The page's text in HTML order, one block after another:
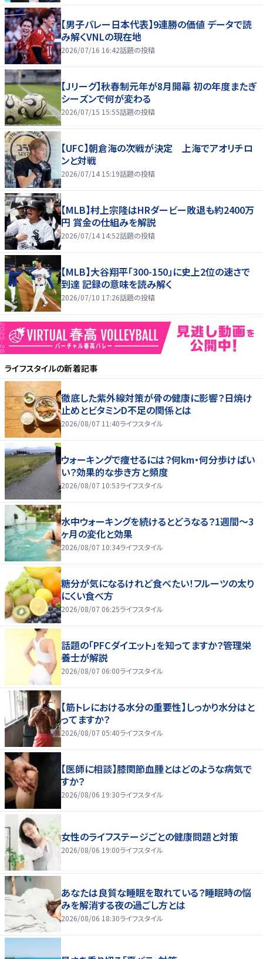
【男子バレー日本代表】9連勝の価値 データで読
み解くVNLの現在地
2026/07/16 16:42話題の投稿
【Jリーグ】秋春制元年が8月開幕 初の年度またぎ
シーズンで何が変わる
2026/07/15 15:55話題の投稿
【UFC】朝倉海の次戦が決定 上海でアオリチロ
ンと対戦
2026/07/14 15:19話題の投稿
【MLB】村上宗隆はHRダービー敗退も約2400万
円 賞金の仕組みを解説
2026/07/14 14:52話題の投稿
【MLB】大谷翔平「300-150」に史上2位の速さで
到達 記録の意味を読み解く
2026/07/10 17:26話題の投稿
ライフスタイルの新着記事
徹底した紫外線対策が骨の健康に影響？日焼け
止めとビタミンD不足の関係とは
2026/08/07 11:40ライフスタイル
ウォーキングで痩せるには？何km・何分歩けばい
い？効果的な歩き方と頻度
2026/08/07 10:53ライフスタイル
水中ウォーキングを続けるとどうなる？1週間～3
ヶ月の変化と効果
2026/08/07 10:34ライフスタイル
糖分が気になるけれど食べたい！フルーツの太り
にくい食べ方
2026/08/07 06:25ライフスタイル
話題の「PFCダイエット」を知ってますか？管理栄
養士が解説
2026/08/07 06:00ライフスタイル
【筋トレにおける水分の重要性】しっかり水分はと
ってますか？
2026/08/07 05:40ライフスタイル
【医師に相談】膝関節血腫とはどのような病気で
すか？
2026/08/06 19:30ライフスタイル
女性のライフステージごとの健康問題と対策
2026/08/06 19:00ライフスタイル
あなたは良質な睡眠を取れている？睡眠時の悩
みを解消する夜の過ごし方とは
2026/08/06 18:30ライフスタイル